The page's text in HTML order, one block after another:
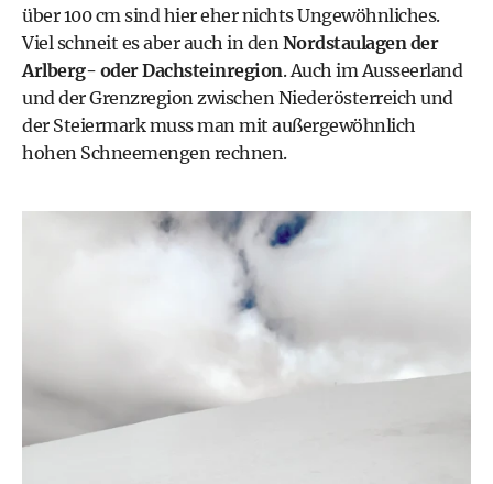
über 100 cm sind hier eher nichts Ungewöhnliches.
Viel schneit es aber auch in den Nordstaulagen der
Arlberg- oder Dachsteinregion. Auch im Ausseerland
und der Grenzregion zwischen Niederösterreich und
der Steiermark muss man mit außergewöhnlich
hohen Schneemengen rechnen.